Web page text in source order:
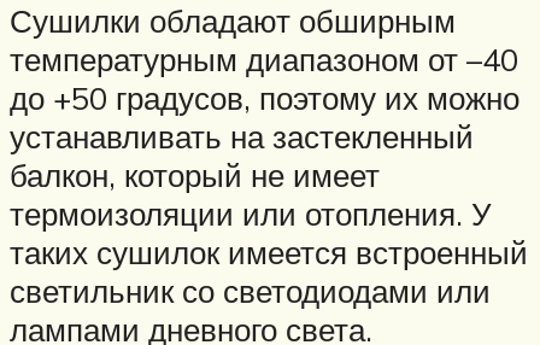
Сушилки обладают обширным
температурным диапазоном от –40
до +50 градусов, поэтому их можно
устанавливать на застекленный
балкон, который не имеет
термоизоляции или отопления. У
таких сушилок имеется встроенный
светильник со светодиодами или
лампами дневного света.